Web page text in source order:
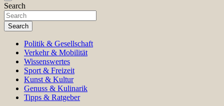
Gazette Oesterreich
Magazin für Freizeit, Politik, Kultur & Wissenschaft
Search
Search
Politik & Gesellschaft
Verkehr & Mobilität
Wissenswertes
Sport & Freizeit
Kunst & Kultur
Genuss & Kulinarik
Tipps & Ratgeber